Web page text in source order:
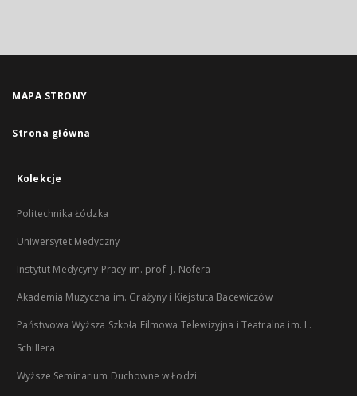
MAPA STRONY
Strona główna
Kolekcje
Politechnika Łódzka
Uniwersytet Medyczny
Instytut Medycyny Pracy im. prof. J. Nofera
Akademia Muzyczna im. Grażyny i Kiejstuta Bacewiczów
Państwowa Wyższa Szkoła Filmowa Telewizyjna i Teatralna im. L.
Schillera
Wyższe Seminarium Duchowne w Łodzi